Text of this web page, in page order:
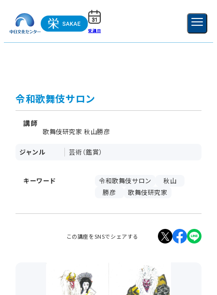
受講日 新規登録
令和歌舞伎サロン
講師
歌舞伎研究家 秋山勝彦
ジャンル 芸術（鑑賞）
キーワード 令和歌舞伎サロン
秋山
勝彦
歌舞伎研究家
この講座をSNSでシェアする